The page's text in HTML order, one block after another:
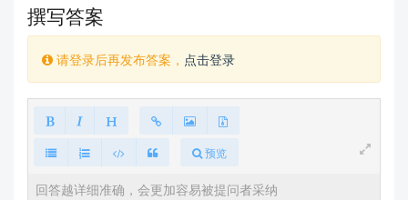
撰写答案
请登录后再发布答案， 点击登录
预览